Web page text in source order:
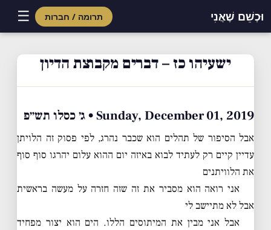
וּכְשֵׁם שֶׁאֲנִי תרומה / חברות ☰
ישעיהו כז – דברים מקבוצת הדיון
Sunday, December 01, 2019 • ג׳ כסלו תש״פ
אבל הסיפור של תהלים הוא שכבר נהרג, לפי פסוק זה הלויתן
עדיין קיים רק לעתיד לבוא באיזה יום ההוא עלום יהרגו סוף סוף
את הלוויתנים
אני רואה הוא מסביר את זה שזה חזרה על מעשה בראשית
אבל לא מתיישב לי
אבל אני מבין את המיתוסים הללו. הים הוא יצור מפחיד